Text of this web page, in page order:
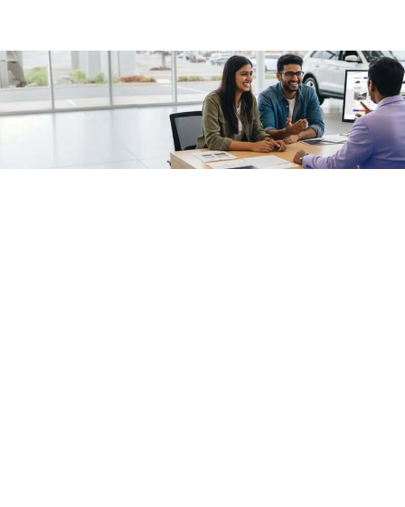
/fragments/plp-details